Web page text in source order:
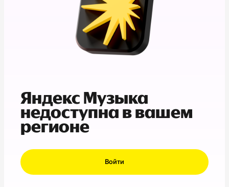
Яндекс Музыка
недоступна в вашем
регионе
Войти